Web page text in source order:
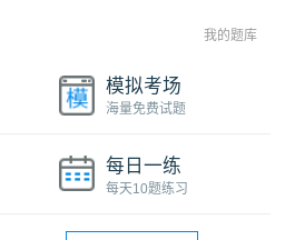
我的题库
模拟考场
海量免费试题
每日一练
每天10题练习